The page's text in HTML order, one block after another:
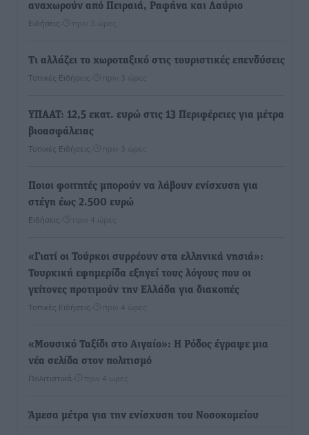
αναχωρούν από Πειραιά, Ραφήνα και Λαύριο
Ειδήσεις πριν 3 ώρες
Τι αλλάζει το χωροταξικό στις τουριστικές επενδύσεις
Τοπικές Ειδήσεις πριν 3 ώρες
ΥΠΑΑΤ: 12,5 εκατ. ευρώ στις 13 Περιφέρειες για μέτρα
βιοασφάλειας
Τοπικές Ειδήσεις πριν 3 ώρες
Ποιοι φοιτητές μπορούν να λάβουν ενίσχυση για
στέγη έως 2.500 ευρώ
Ειδήσεις πριν 4 ώρες
«Γιατί οι Τούρκοι συρρέουν στα ελληνικά νησιά»:
Τουρκική εφημερίδα εξηγεί τους λόγους που οι
γείτονες προτιμούν την Ελλάδα για διακοπές
Τοπικές Ειδήσεις πριν 4 ώρες
«Μουσικό Ταξίδι στο Αιγαίο»: Η Ρόδος έγραψε μια
νέα σελίδα στον πολιτισμό
Πολιτιστικά πριν 4 ώρες
Άμεσα μέτρα για την ενίσχυση του Νοσοκομείου